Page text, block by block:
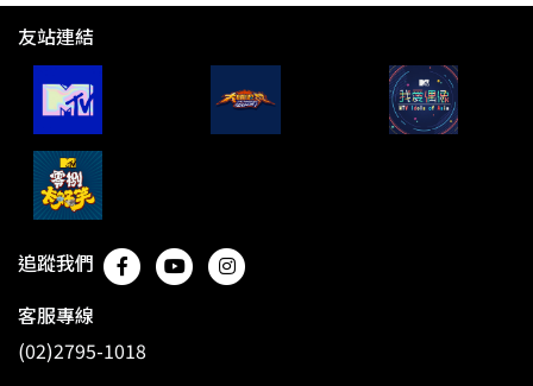
友站連結
追蹤我們
客服專線
(02)2795-1018